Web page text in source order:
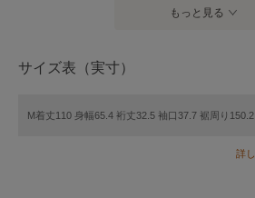
アイテム
もっと見る
サイズ表（実寸）
M着丈110 身幅65.4 裄丈32.5 袖口37.7 裾周り150.2
詳